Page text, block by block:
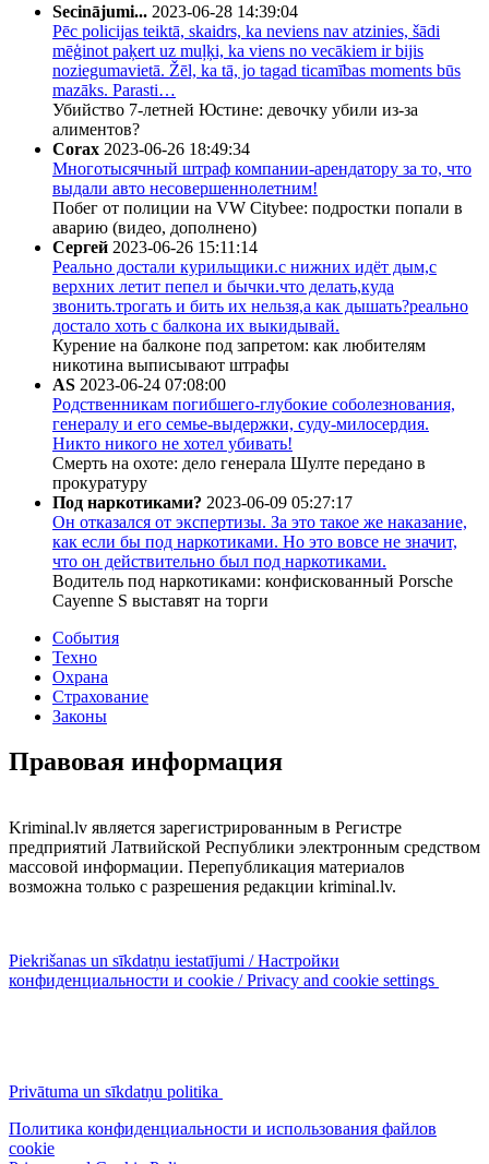
Secinājumi... 2023-06-28 14:39:04
Pēc policijas teiktā, skaidrs, ka neviens nav atzinies, šādi
mēģinot paķert uz muļķi, ka viens no vecākiem ir bijis
noziegumavietā. Žēl, ka tā, jo tagad ticamības moments būs
mazāks. Parasti…
Убийство 7-летней Юстине: девочку убили из-за
алиментов?
Corax 2023-06-26 18:49:34
Многотысячный штраф компании-арендатору за то, что
выдали авто несовершеннолетним!
Побег от полиции на VW Citybee: подростки попали в
аварию (видео, дополнено)
Сергей 2023-06-26 15:11:14
Реально достали курильщики.с нижних идёт дым,с
верхних летит пепел и бычки.что делать,куда
звонить.трогать и бить их нельзя,а как дышать?реально
достало хоть с балкона их выкидывай.
Курение на балконе под запретом: как любителям
никотина выписывают штрафы
AS 2023-06-24 07:08:00
Родственникам погибшего-глубокие соболезнования,
генералу и его семье-выдержки, суду-милосердия.
Никто никого не хотел убивать!
Смерть на охоте: дело генерала Шулте передано в
прокуратуру
Под наркотиками? 2023-06-09 05:27:17
Он отказался от экспертизы. За это такое же наказание,
как если бы под наркотиками. Но это вовсе не значит,
что он действительно был под наркотиками.
Водитель под наркотиками: конфискованный Porsche
Cayenne S выставят на торги
События
Техно
Охрана
Страхование
Законы
Правовая информация
Kriminal.lv является зарегистрированным в Регистре
предприятий Латвийской Республики электронным средством
массовой информации. Перепубликация материалов
возможна только с разрешения редакции kriminal.lv.
Piekrišanas un sīkdatņu iestatījumi / Настройки
конфиденциальности и cookie / Privacy and cookie settings
Privātuma un sīkdatņu politika
Политика конфиденциальности и использования файлов
cookie